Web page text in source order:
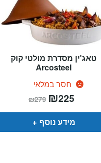
טאג'ין מסדרת מולטי קוק
Arcosteel
חסר במלאי
₪279 המחיר
המקורי
היה:
₪279.
₪225
הוא:
מידע נוסף